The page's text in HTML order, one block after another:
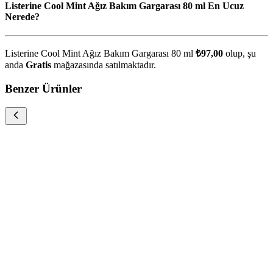
Listerine Cool Mint Ağız Bakım Gargarası 80 ml En Ucuz
Nerede?
Listerine Cool Mint Ağız Bakım Gargarası 80 ml ₺97,00 olup, şu
anda Gratis mağazasında satılmaktadır.
Benzer Ürünler